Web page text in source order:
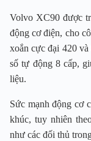
Volvo XC90 được
động cơ điện, cho
xoắn cực đại 420
số tự động 8 cấp,
liệu.
Sức mạnh động cơ
khúc, tuy nhiên
như các đối thủ